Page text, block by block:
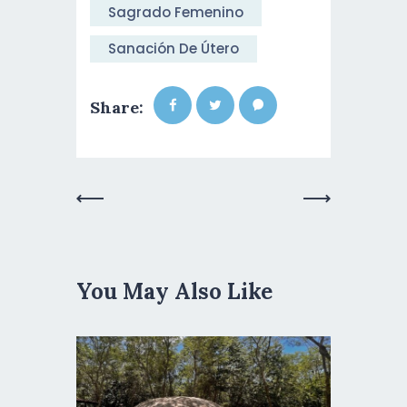
Sagrado Femenino
Sanación De Útero
Share:
You May Also Like